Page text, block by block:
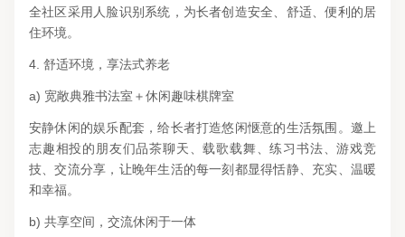
全社区采用人脸识别系统，为长者创造安全、舒适、便利的居
住环境。
4. 舒适环境，享法式养老
a) 宽敞典雅书法室＋休闲趣味棋牌室
安静休闲的娱乐配套，给长者打造悠闲惬意的生活氛围。邀上
志趣相投的朋友们品茶聊天、载歌载舞、练习书法、游戏竞
技、交流分享，让晚年生活的每一刻都显得恬静、充实、温暖
和幸福。
b) 共享空间，交流休闲于一体